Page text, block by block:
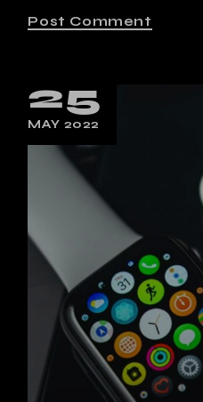
Post Comment
25
MAY 2022